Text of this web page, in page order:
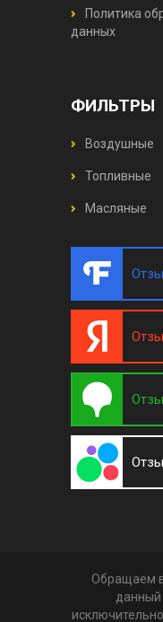
Политика
данных
ФИЛЬТРЫ
Воздушные
Топливные
Масляные
Обращаем
данный